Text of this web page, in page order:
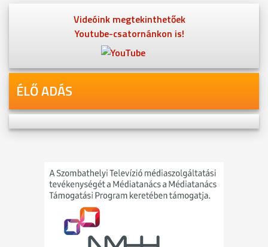
Videóink megtekinthetőek
Youtube-csatornánkon is!
ÉLŐ ADÁS